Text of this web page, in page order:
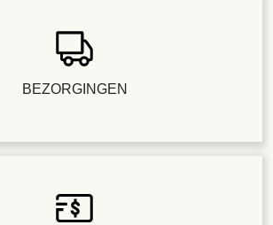
BEZORGINGEN